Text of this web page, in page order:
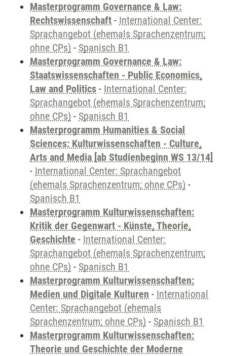
Masterprogramm Governance & Law:
Rechtswissenschaft - International Center:
Sprachangebot (ehemals Sprachenzentrum;
ohne CPs) - Spanisch B1
Masterprogramm Governance & Law:
Staatswissenschaften - Public Economics,
Law and Politics - International Center:
Sprachangebot (ehemals Sprachenzentrum;
ohne CPs) - Spanisch B1
Masterprogramm Humanities & Social
Sciences: Kulturwissenschaften - Culture,
Arts and Media [ab Studienbeginn WS 13/14]
- International Center: Sprachangebot
(ehemals Sprachenzentrum; ohne CPs) -
Spanisch B1
Masterprogramm Kulturwissenschaften:
Kritik der Gegenwart - Künste, Theorie,
Geschichte - International Center:
Sprachangebot (ehemals Sprachenzentrum;
ohne CPs) - Spanisch B1
Masterprogramm Kulturwissenschaften:
Medien und Digitale Kulturen - International
Center: Sprachangebot (ehemals
Sprachenzentrum; ohne CPs) - Spanisch B1
Masterprogramm Kulturwissenschaften:
Theorie und Geschichte der Moderne